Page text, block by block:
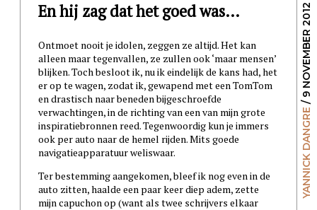
YANNICK DANGRE
/ 9 NOVEMBER 2012
En hij zag dat het goed was…
Ontmoet nooit je idolen, zeggen ze altijd. Het kan
alleen maar tegenvallen, ze zullen ook ‘maar mensen’
blijken. Toch besloot ik, nu ik eindelijk de kans had, het
er op te wagen, zodat ik, gewapend met een TomTom
en drastisch naar beneden bijgeschroefde
verwachtingen, in de richting van een van mijn grote
inspiratiebronnen reed. Tegenwoordig kun je immers
ook per auto naar de hemel rijden. Mits goede
navigatieapparatuur weliswaar.
Ter bestemming aangekomen, bleef ik nog even in de
auto zitten, haalde een paar keer diep adem, zette
mijn capuchon op (want als twee schrijvers elkaar